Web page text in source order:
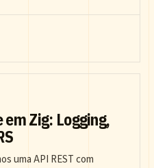
Zig: Logging,
uma API REST com